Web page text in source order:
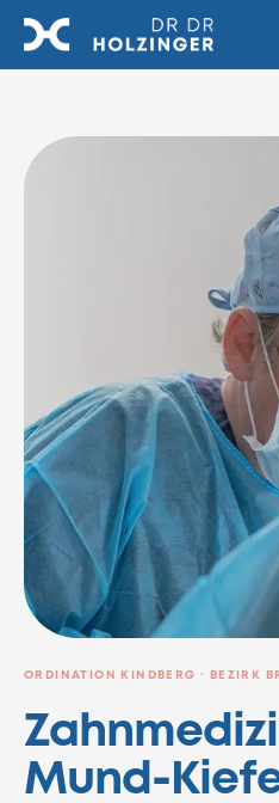
ORDINATION KINDBERG · BEZIRK
Mund-